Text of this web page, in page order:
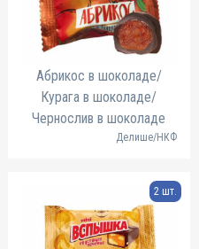
Абрикос в шоколаде/
Курага в шоколаде/
Чернослив в шоколаде
Делише/НКФ
2 шт.